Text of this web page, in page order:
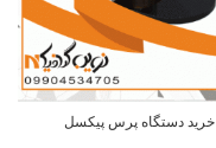
خرید دستگاه پرس پیکسل